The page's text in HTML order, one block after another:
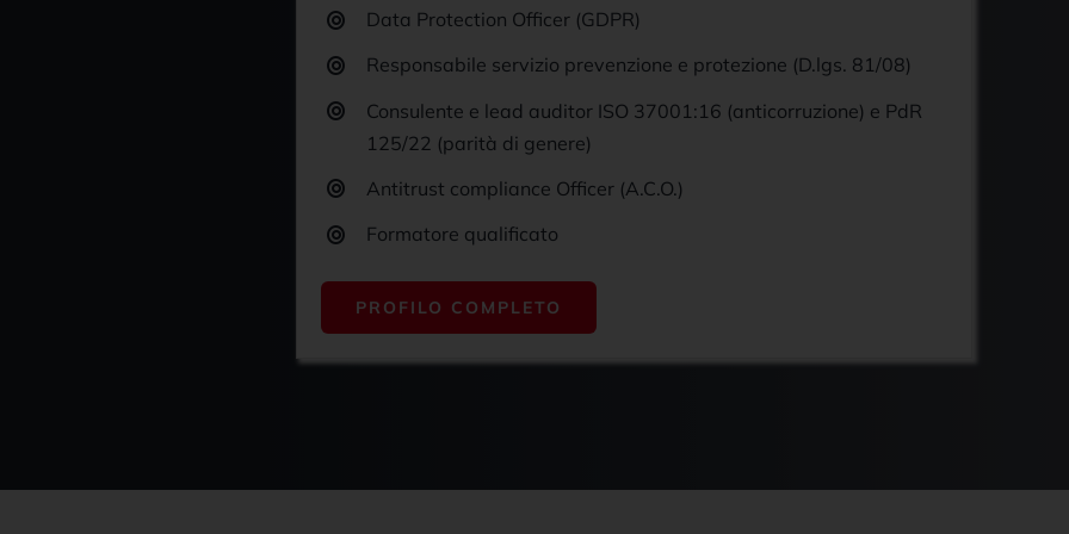
Data Protection Officer (GDPR)
Responsabile servizio prevenzione e protezione (D.lgs. 81/08)
Consulente e lead auditor ISO 37001:16 (anticorruzione) e PdR
125/22 (parità di genere)
Antitrust compliance Officer (A.C.O.)
Formatore qualificato
PROFILO COMPLETO